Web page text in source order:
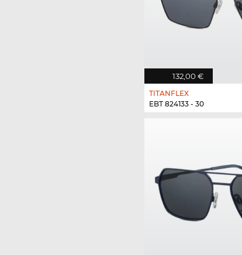
132,00 €
TITANFLEX
EBT 824133 - 30